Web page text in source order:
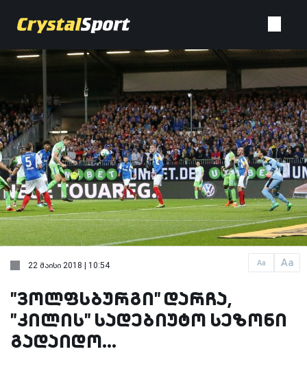
Aa Aa
22 მაისი 2018 | 10:54
"ვოლფსბურგი" დარჩა,
"კილის" სადებიუტო სეზონი
გადაიდო...